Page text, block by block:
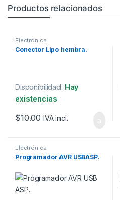
Productos relacionados
Electrónica
Conector Lipo hembra.
Disponibilidad: Hay
existencias
$10.00 IVA incl.
Electrónica
Programador AVR USBASP.